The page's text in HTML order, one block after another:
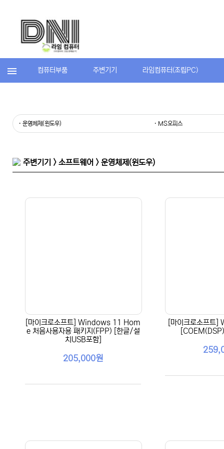
컴퓨터부품 주변기기 라임컴퓨터(조립PC)
· 운영체제(윈도우) · MS오피스
주변기기 > 소프트웨어 > 운영체제(윈도우)
[마이크로소프트] Windows 11 Hom
e 처음사용자용 패키지(FPP) [한글/설
치USB포함]
205,000원
[마이크로소프